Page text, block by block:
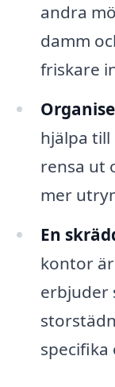
andra
damm
friskare
hjälpa
rensa ut
mer
En
kontor
erbjuder
specifika